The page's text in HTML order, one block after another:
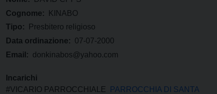
Cognome:
KINABO
Tipo:
Presbitero religioso
Data ordinazione: 07-07-2000
Email: donkinabos@yahoo.com
Incarichi
#VICARIO PARROCCHIALE
PARROCCHIA DI SANTA